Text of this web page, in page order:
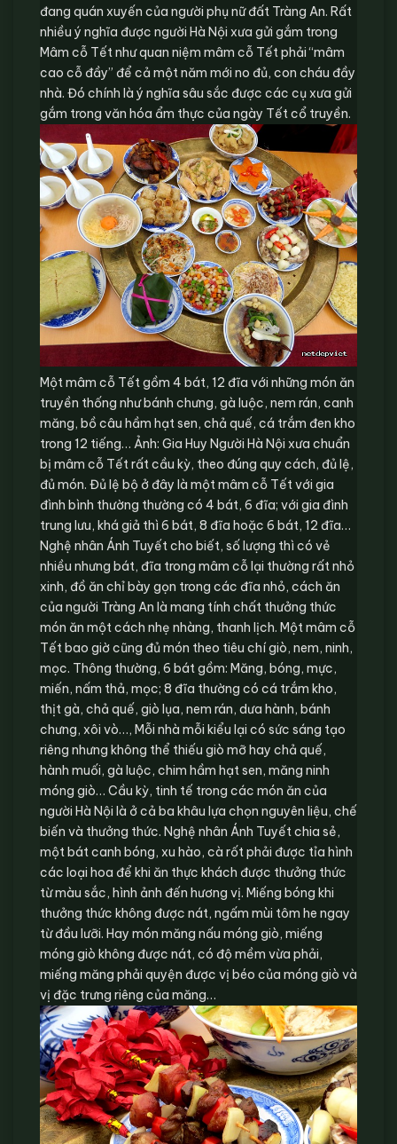
đang quán xuyến của người phụ nữ đất Tràng An. Rất
nhiều ý nghĩa được người Hà Nội xưa gửi gắm trong
Mâm cỗ Tết như quan niệm mâm cỗ Tết phải “mâm
cao cỗ đầy” để cả một năm mới no đủ, con cháu đầy
nhà. Đó chính là ý nghĩa sâu sắc được các cụ xưa gửi
gắm trong văn hóa ẩm thực của ngày Tết cổ truyền.
Một mâm cỗ Tết gồm 4 bát, 12 đĩa với những món ăn
truyền thống như bánh chưng, gà luộc, nem rán, canh
măng, bồ câu hầm hạt sen, chả quế, cá trắm đen kho
trong 12 tiếng… Ảnh: Gia Huy Người Hà Nội xưa chuẩn
bị mâm cỗ Tết rất cầu kỳ, theo đúng quy cách, đủ lệ,
đủ món. Đủ lệ bộ ở đây là một mâm cỗ Tết với gia
đình bình thường thường có 4 bát, 6 đĩa; với gia đình
trung lưu, khá giả thì 6 bát, 8 đĩa hoặc 6 bát, 12 đĩa…
Nghệ nhân Ánh Tuyết cho biết, số lượng thì có vẻ
nhiều nhưng bát, đĩa trong mâm cỗ lại thường rất nhỏ
xinh, đồ ăn chỉ bày gọn trong các đĩa nhỏ, cách ăn
của người Tràng An là mang tính chất thưởng thức
món ăn một cách nhẹ nhàng, thanh lịch. Một mâm cỗ
Tết bao giờ cũng đủ món theo tiêu chí giò, nem, ninh,
mọc. Thông thường, 6 bát gồm: Măng, bóng, mực,
miến, nấm thả, mọc; 8 đĩa thường có cá trắm kho,
thịt gà, chả quế, giò lụa, nem rán, dưa hành, bánh
chưng, xôi vò…, Mỗi nhà mỗi kiểu lại có sức sáng tạo
riêng nhưng không thể thiếu giò mỡ hay chả quế,
hành muối, gà luộc, chim hầm hạt sen, măng ninh
móng giò… Cầu kỳ, tinh tế trong các món ăn của
người Hà Nội là ở cả ba khâu lựa chọn nguyên liệu, chế
biến và thưởng thức. Nghệ nhân Ánh Tuyết chia sẻ,
một bát canh bóng, xu hào, cà rốt phải được tỉa hình
các loại hoa để khi ăn thực khách được thưởng thức
từ màu sắc, hình ảnh đến hương vị. Miếng bóng khi
thưởng thức không được nát, ngấm mùi tôm he ngay
từ đầu lưỡi. Hay món măng nấu móng giò, miếng
móng giò không được nát, có độ mềm vừa phải,
miếng măng phải quyện được vị béo của móng giò và
vị đặc trưng riêng của măng…